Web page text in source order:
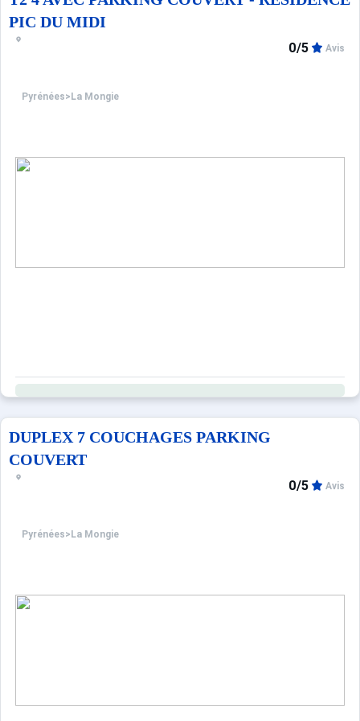
Sauf mention contraire, les prestations, telles que
Seuls les équipements mentionnés spécifiquement
PIC DU MIDI
Pyrénées> La Mongie
0/5 Avis
DUPLEX 7 COUCHAGES PARKING
COUVERT
Pyrénées> La Mongie
0/5 Avis